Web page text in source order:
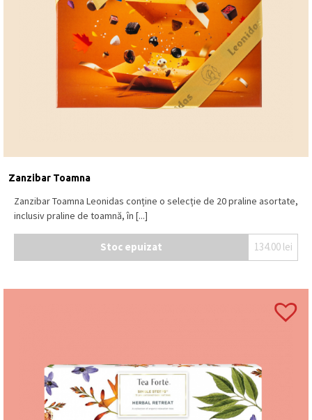
Zanzibar Toamna
Zanzibar Toamna Leonidas conține o selecție de 20 praline asortate,
inclusiv praline de toamnă, în [...]
Stoc epuizat 134.00 lei